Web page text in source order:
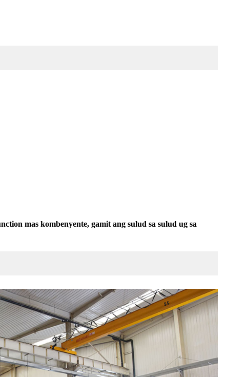
mas kombenyente, gamit ang sulud sa sulud ug sa